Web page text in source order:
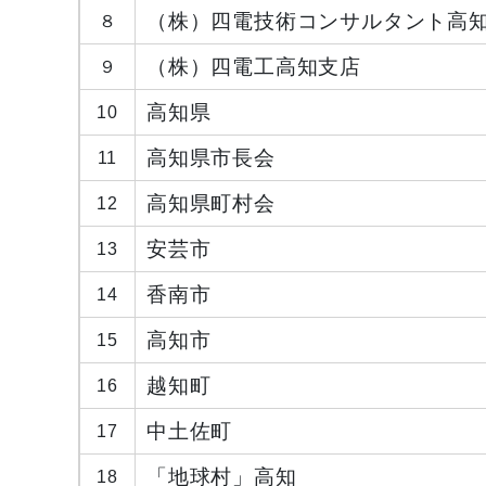
８ （株）四電技術コンサルタント高
９ （株）四電工高知支店
10 高知県
11 高知県市長会
12 高知県町村会
13 安芸市
14 香南市
15 高知市
16 越知町
17 中土佐町
18 「地球村」高知